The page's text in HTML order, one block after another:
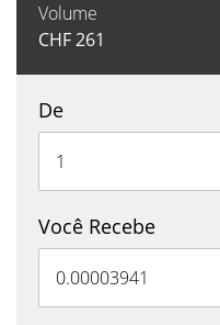
Volume
CHF261
De
Você Recebe